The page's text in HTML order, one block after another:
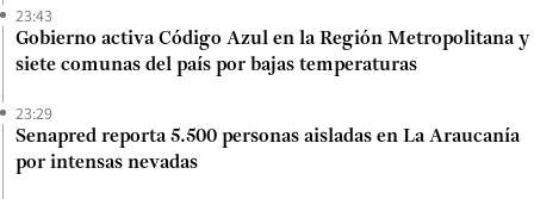
23:43
Gobierno activa Código Azul en la Región Metropolitana y
siete comunas del país por bajas temperaturas
23:29
Senapred reporta 5.500 personas aisladas en La Araucanía
por intensas nevadas